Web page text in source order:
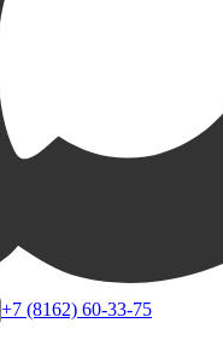
+7 (8162) 60-33-75